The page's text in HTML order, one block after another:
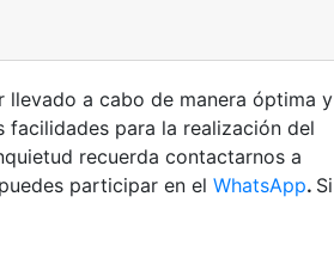
llevado a cabo de manera óptima y
para la realización del
recuerda contactarnos a
participar en el WhatsApp. Si